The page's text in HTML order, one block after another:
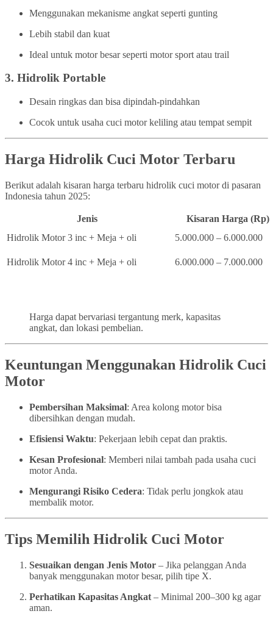
Menggunakan mekanisme angkat seperti gunting
Lebih stabil dan kuat
Ideal untuk motor besar seperti motor sport atau trail
3. Hidrolik Portable
Desain ringkas dan bisa dipindah-pindahkan
Cocok untuk usaha cuci motor keliling atau tempat sempit
Harga Hidrolik Cuci Motor Terbaru
Berikut adalah kisaran harga terbaru hidrolik cuci motor di pasaran
Indonesia tahun 2025:
Jenis
Kisaran Harga (Rp)
Hidrolik Motor 3 inc + Meja + oli
5.000.000 – 6.000.000
Hidrolik Motor 4 inc + Meja + oli 6.000.000 – 7.000.000
Harga dapat bervariasi tergantung merk, kapasitas
angkat, dan lokasi pembelian.
Keuntungan Menggunakan Hidrolik Cuci
Motor
Pembersihan Maksimal: Area kolong motor bisa
dibersihkan dengan mudah.
Efisiensi Waktu: Pekerjaan lebih cepat dan praktis.
Kesan Profesional: Memberi nilai tambah pada usaha cuci
motor Anda.
Mengurangi Risiko Cedera: Tidak perlu jongkok atau
membalik motor.
Tips Memilih Hidrolik Cuci Motor
Sesuaikan dengan Jenis Motor – Jika pelanggan Anda
banyak menggunakan motor besar, pilih tipe X.
Perhatikan Kapasitas Angkat – Minimal 200–300 kg agar
aman.